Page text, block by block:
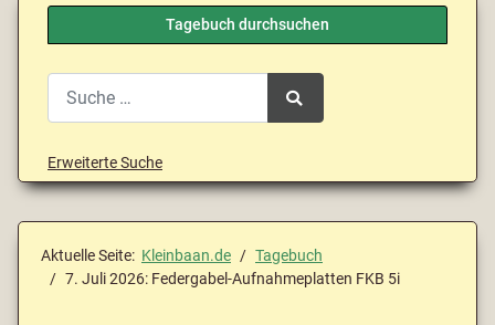
Tagebuch durchsuchen
Erweiterte Suche
Aktuelle Seite: Kleinbaan.de
Tagebuch
7. Juli 2026: Federgabel-Aufnahmeplatten FKB 5i